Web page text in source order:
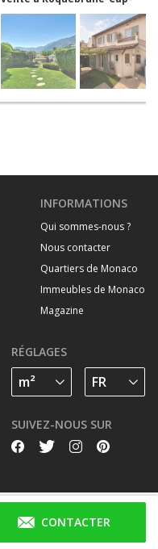
CONTACTER
Martin
INFORMATIONS
Qui sommes-nous ?
Nous contacter
Quartiers de Monaco
Immeubles de Monaco
Magazine
RÉGLAGES
SUIVEZ-NOUS SUR